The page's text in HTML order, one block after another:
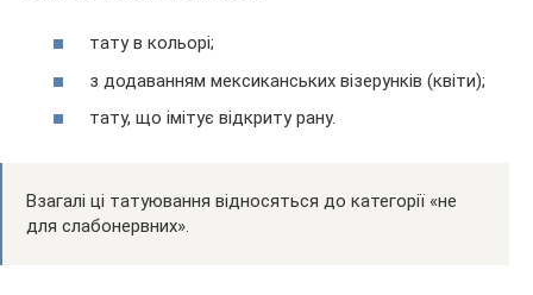
тату в кольорі;
з додаванням мексиканських візерунків (квіти);
тату, що імітує відкриту рану.
Взагалі ці татуювання відносяться до категорії «не
для слабонервних».